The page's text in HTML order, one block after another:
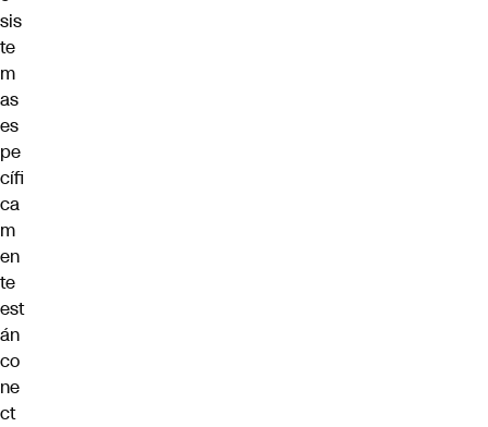
sis
te
m
as
es
pe
cífi
ca
m
en
te
est
án
co
ne
ct